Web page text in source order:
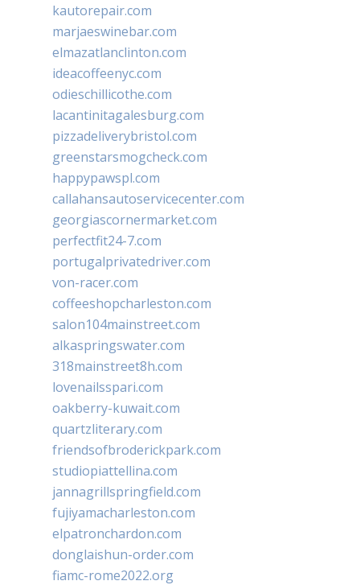
kautorepair.com
marjaeswinebar.com
elmazatlanclinton.com
ideacoffeenyc.com
odieschillicothe.com
lacantinitagalesburg.com
pizzadeliverybristol.com
greenstarsmogcheck.com
happypawspl.com
callahansautoservicecenter.com
georgiascornermarket.com
perfectfit24-7.com
portugalprivatedriver.com
von-racer.com
coffeeshopcharleston.com
salon104mainstreet.com
alkaspringswater.com
318mainstreet8h.com
lovenailsspari.com
oakberry-kuwait.com
quartzliterary.com
friendsofbroderickpark.com
studiopiattellina.com
jannagrillspringfield.com
fujiyamacharleston.com
elpatronchardon.com
donglaishun-order.com
fiamc-rome2022.org